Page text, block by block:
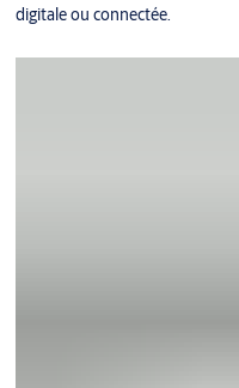
digitale ou connectée.